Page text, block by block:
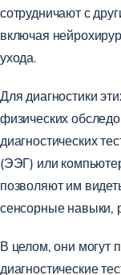
сотрудничают с
включая
ухода.
Для диагностики
физических
диагностических
(ЭЭГ) или
позволяют им
сенсорные навыки,
В целом, они могут
диагностические